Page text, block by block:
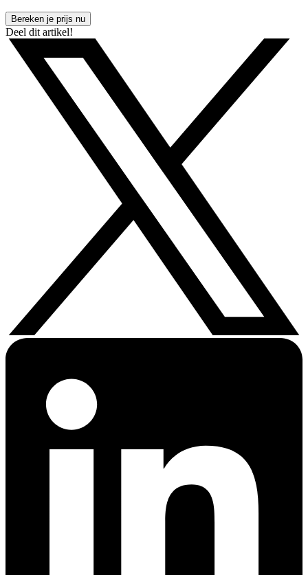
Bereken je prijs nu
Deel dit artikel!